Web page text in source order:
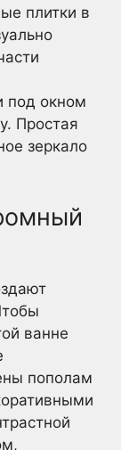
плитки в
под окном
Простая
зеркало
ванне
пополам